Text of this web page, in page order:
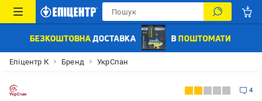
Епіцентр К Бренд УкрСпан
4